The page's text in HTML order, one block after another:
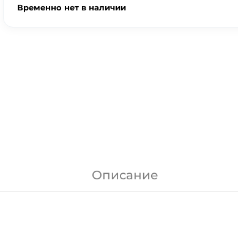
Временно нет в наличии
Описание